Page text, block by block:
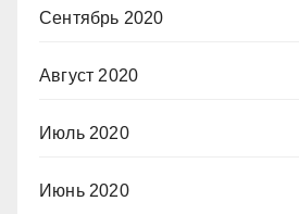
Сентябрь 2020
Август 2020
Июль 2020
Июнь 2020